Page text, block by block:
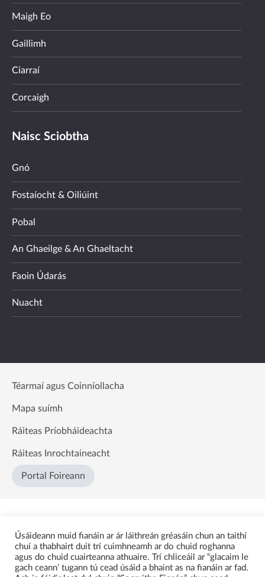
Maigh Eo
Gaillimh
Ciarraí
Corcaigh
Naisc Sciobtha
Gnó
Fostaíocht & Oiliúint
Pobal
An Ghaeilge & An Ghaeltacht
Faoin Údarás
Nuacht
Téarmaí agus Coinníollacha
Mapa suímh
Ráiteas Príobháideachta
Ráiteas Inrochtaineacht
Portal Foireann
Úsáideann muid fianáin ar ár láithreán gréasáin chun an taithí
chuí a thabhairt duit trí cuimhneamh ar do chuid roghanna
agus do chuid cuairteanna athuaire. Trí chliceáil ar “glacaim le
gach ceann’ tugann tú cead úsáid a bhaint as na fianáin ar fad.